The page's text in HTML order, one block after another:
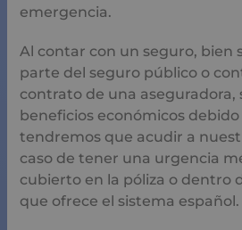
del seguro público o contemos
una aseguradora, se tiene ciertos
debido a que no tendremos que
ahorros en caso de tener una
está cubierto en la póliza o dentro
ofrece el sistema español.
En España la red sanitaria está